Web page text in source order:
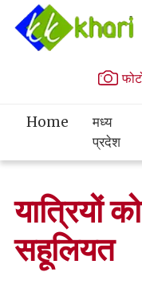
Home
मध्य
प्रदेश
यात्रियों
सहूलियत